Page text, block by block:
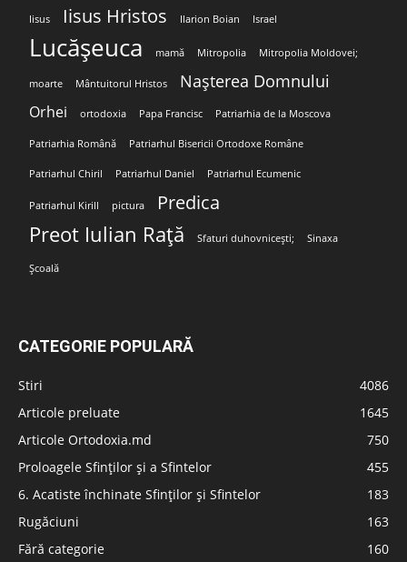
Iisus Iisus Hristos Ilarion Boian Israel
Lucășeuca mamă Mitropolia Mitropolia Moldovei;
moarte Mântuitorul Hristos Nașterea Domnului
Orhei ortodoxia Papa Francisc Patriarhia de la Moscova
Patriarhia Română Patriarhul Bisericii Ortodoxe Române
Patriarhul Chiril Patriarhul Daniel Patriarhul Ecumenic
Patriarhul Kirill pictura Predica
Preot Iulian Rață Sfaturi duhovnicești; Sinaxa
Școală
CATEGORIE POPULARĂ
Stiri
4086
Articole preluate
1645
Articole Ortodoxia.md
750
Proloagele Sfinților și a Sfintelor
455
6. Acatiste închinate Sfinților și Sfintelor
183
Rugăciuni
163
Fără categorie
160